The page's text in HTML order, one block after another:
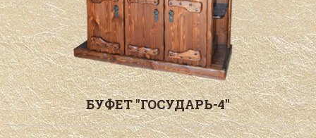
БУФЕТ "ГОСУДАРЬ-4"